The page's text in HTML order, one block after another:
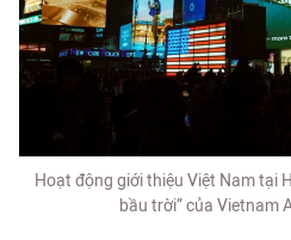
Hoạt động giới thiệu Việt Nam tại
bầu trời” của Vietnam